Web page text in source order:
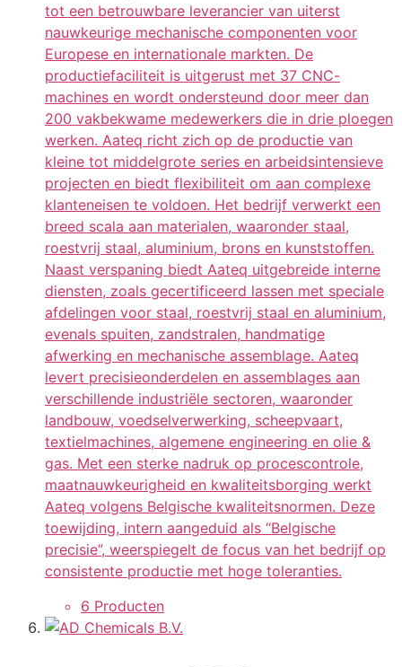
tot een betrouwbare leverancier van uiterst
nauwkeurige mechanische componenten voor
Europese en internationale markten. De
productiefaciliteit is uitgerust met 37 CNC-
machines en wordt ondersteund door meer dan
200 vakbekwame medewerkers die in drie ploegen
werken. Aateq richt zich op de productie van
kleine tot middelgrote series en arbeidsintensieve
projecten en biedt flexibiliteit om aan complexe
klanteneisen te voldoen. Het bedrijf verwerkt een
breed scala aan materialen, waaronder staal,
roestvrij staal, aluminium, brons en kunststoffen.
Naast verspaning biedt Aateq uitgebreide interne
diensten, zoals gecertificeerd lassen met speciale
afdelingen voor staal, roestvrij staal en aluminium,
evenals spuiten, zandstralen, handmatige
afwerking en mechanische assemblage. Aateq
levert precisieonderdelen en assemblages aan
verschillende industriële sectoren, waaronder
landbouw, voedselverwerking, scheepvaart,
textielmachines, algemene engineering en olie &
gas. Met een sterke nadruk op procescontrole,
maatnauwkeurigheid en kwaliteitsborging werkt
Aateq volgens Belgische kwaliteitsnormen. Deze
toewijding, intern aangeduid als “Belgische
precisie”, weerspiegelt de focus van het bedrijf op
consistente productie met hoge toleranties.
6 Producten